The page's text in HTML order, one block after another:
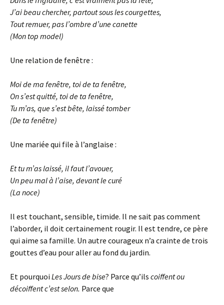
J’ai beau chercher, partout sous les courgettes,
Tout remuer, pas l’ombre d’une canette
(Mon top model)
Une relation de fenêtre :
Moi de ma fenêtre, toi de ta fenêtre,
On s’est quitté, toi de ta fenêtre,
Tu m’as, que s’est bête, laissé tomber
(De ta fenêtre)
Une mariée qui file à l’anglaise :
Et tu m’as laissé, il faut l’avouer,
Un peu mal à l’aise, devant le curé
(La noce)
Il est touchant, sensible, timide. Il ne sait pas comment
l’aborder, il doit certainement rougir. Il est tendre, ce père
qui aime sa famille. Un autre courageux n’a crainte de trois
gouttes d’eau pour aller au fond du jardin.
Et pourquoi Les Jours de bise? Parce qu’ils coiffent ou
décoiffent c’est selon. Parce que